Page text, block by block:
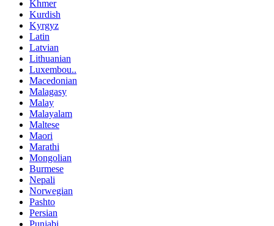
Khmer
Kurdish
Kyrgyz
Latin
Latvian
Lithuanian
Luxembou..
Macedonian
Malagasy
Malay
Malayalam
Maltese
Maori
Marathi
Mongolian
Burmese
Nepali
Norwegian
Pashto
Persian